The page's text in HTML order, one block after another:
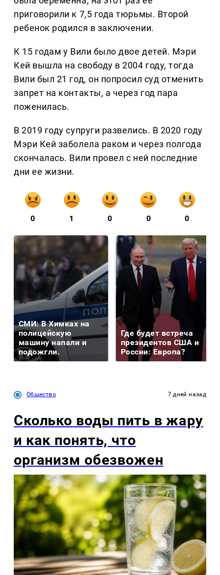
приговорили к 7,5 года тюрьмы. Второй
ребенок родился в заключении.
К 15 годам у Вили было двое детей. Мэри
Кей вышла на свободу в 2004 году, тогда
Вили был 21 год, он попросил суд отменить
запрет на контакты, а через год пара
поженилась.
В 2019 году супруги развелись. В 2020 году
Мэри Кей заболела раком и через полгода
скончалась. Вили провел с ней последние
дни ее жизни.
0 1 0 0 0
СМИ: В Химках на
полицейскую
машину напали и
подожгли.
Где будет встреча
президентов США и
России: Европа?
Общество 7 дней назад
Сколько воды пить в жару
и как понять, что
организм обезвожен